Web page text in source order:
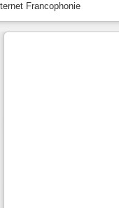
Francophonie